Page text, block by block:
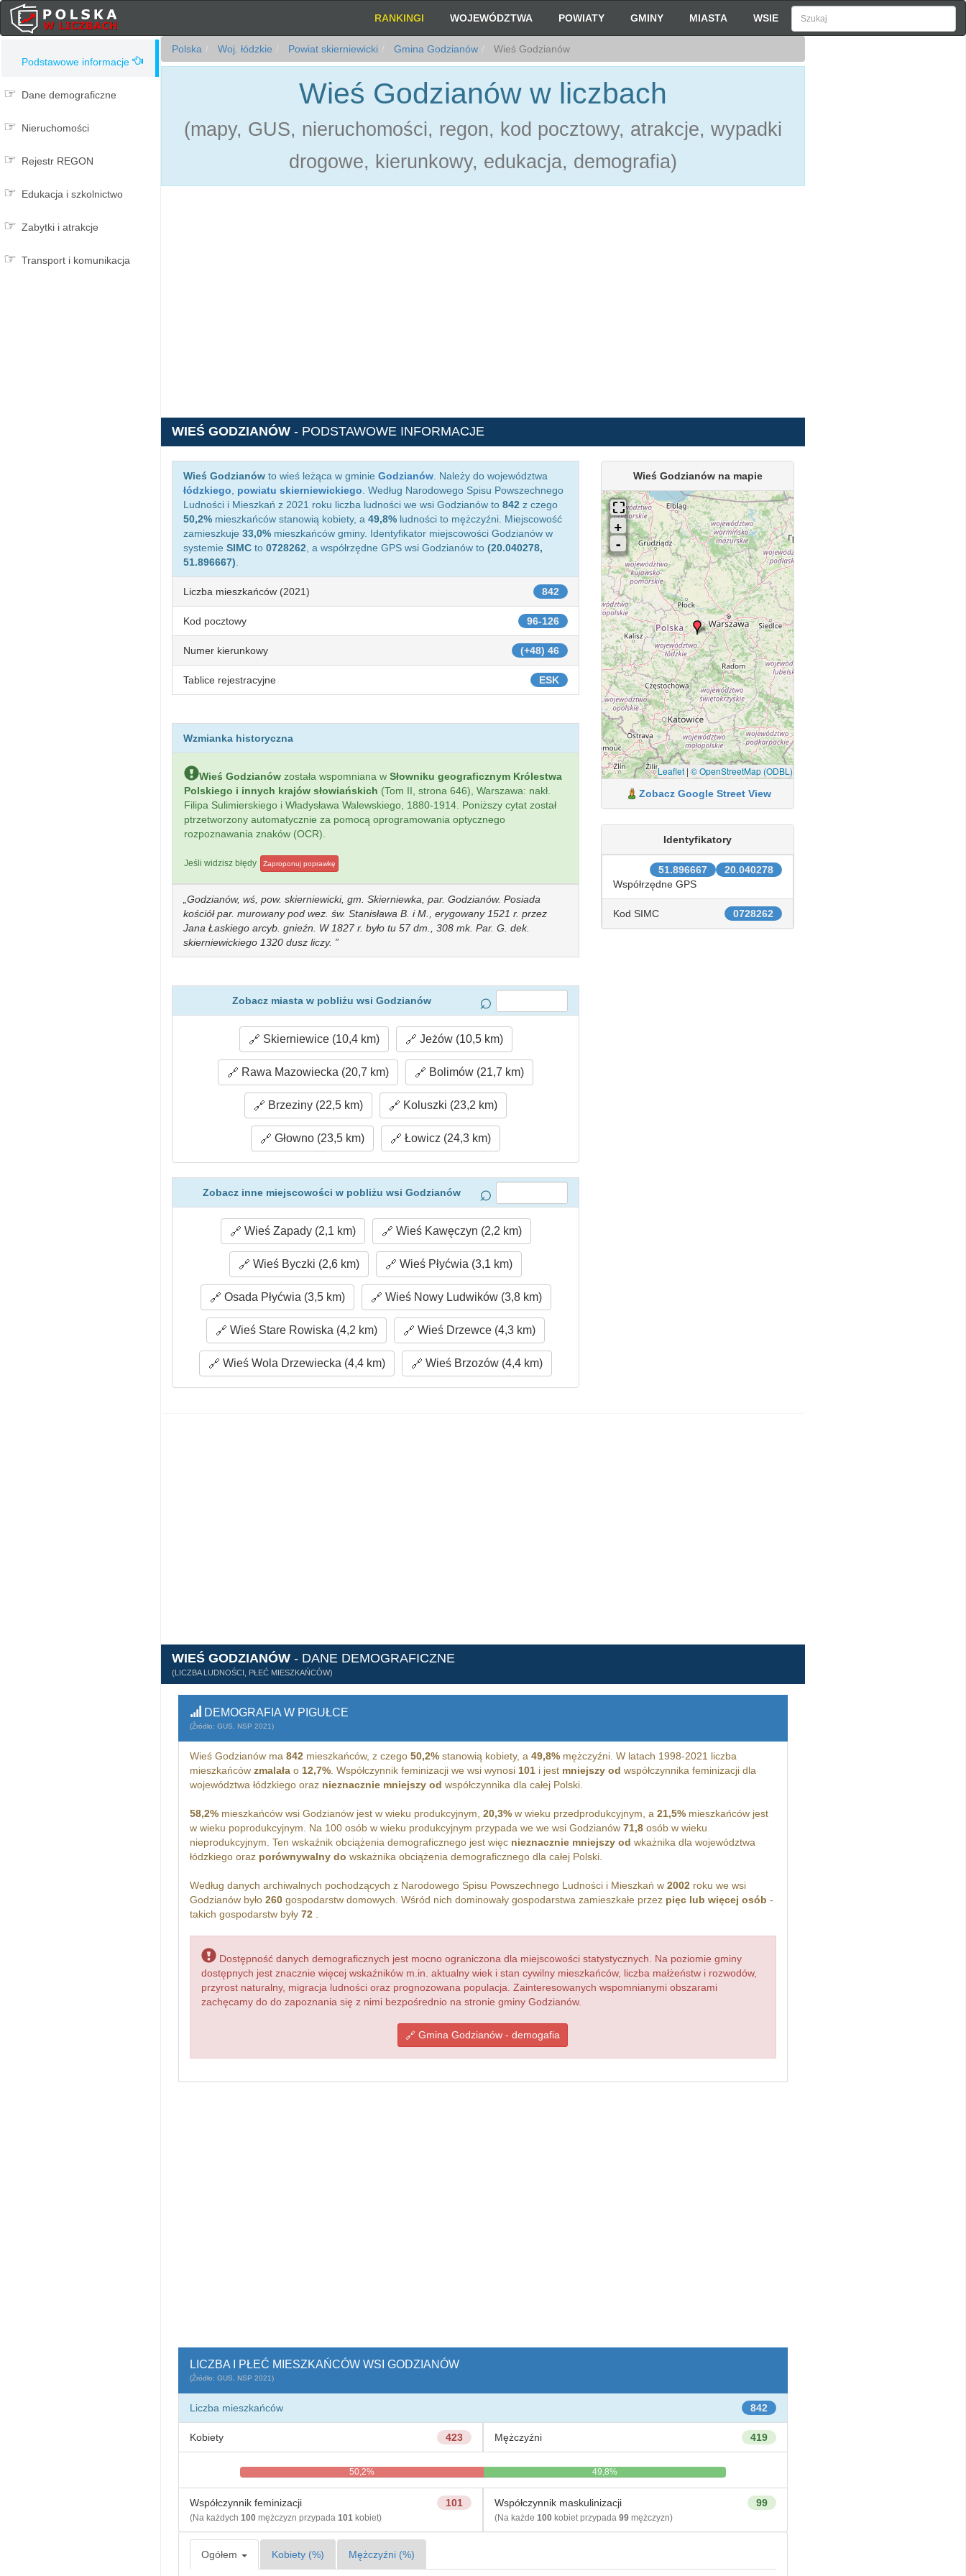
RANKINGI WOJEWÓDZTWA POWIATY GMINY MIASTA WSIE
Podstawowe informacje
Dane demograficzne
Nieruchomości
Rejestr REGON
Edukacja i szkolnictwo
Zabytki i atrakcje
Transport i komunikacja
Polska Woj. łódzkie Powiat skierniewicki Gmina Godzianów Wieś Godzianów
Wieś Godzianów w liczbach
(mapy, GUS, nieruchomości, regon, kod pocztowy, atrakcje, wypadki
drogowe, kierunkowy, edukacja, demografia)
WIEŚ GODZIANÓW - PODSTAWOWE INFORMACJE
Wieś Godzianów to wieś leżąca w gminie Godzianów . Należy do województwa
łódzkiego
powiatu skierniewickiego . Według Narodowego Spisu Powszechnego
Ludności i Mieszkań z 2021 roku liczba ludności we wsi Godzianów to 842 z czego
50,2% mieszkańców stanowią kobiety, a 49,8% ludności to mężczyźni. Miejscowość
zamieszkuje 33,0% mieszkańców gminy. Identyfikator miejscowości Godzianów w
systemie SIMC to 0728262 , a współrzędne GPS wsi Godzianów to (20.040278,
51.896667)
842
Liczba mieszkańców (2021)
96-126
Kod pocztowy
(+48) 46
Numer kierunkowy
ESK
Tablice rejestracyjne
Wzmianka historyczna
Wieś Godzianów została wspomniana w Słowniku geograficznym Królestwa
Polskiego i innych krajów słowiańskich (Tom II, strona 646), Warszawa: nakł.
Filipa Sulimierskiego i Władysława Walewskiego, 1880-1914. Poniższy cytat został
ptrzetworzony automatycznie za pomocą oprogramowania optycznego
rozpoznawania znaków (OCR).
Jeśli widzisz błędy Zaproponuj poprawkę
Godzianów, wś, pow. skierniewicki, gm. Skierniewka, par. Godzianów. Posiada
kościół par. murowany pod wez. św. Stanisława B. i M., erygowany 1521 r. przez
Jana Łaskiego arcyb. gnieźn. W 1827 r. było tu 57 dm., 308 mk. Par. G. dek.
skierniewickiego 1320 dusz liczy.
Zobacz miasta w pobliżu wsi Godzianów
Skierniewice (10,4 km) Jeżów (10,5 km)
Rawa Mazowiecka (20,7 km) Bolimów (21,7 km)
Brzeziny (22,5 km) Koluszki (23,2 km)
Głowno (23,5 km) Łowicz (24,3 km)
Zobacz inne miejscowości w pobliżu wsi Godzianów
Wieś Zapady (2,1 km) Wieś Kawęczyn (2,2 km)
Wieś Byczki (2,6 km) Wieś Płyćwia (3,1 km)
Osada Płyćwia (3,5 km) Wieś Nowy Ludwików (3,8 km)
Wieś Stare Rowiska (4,2 km) Wieś Drzewce (4,3 km)
Wieś Wola Drzewiecka (4,4 km) Wieś Brzozów (4,4 km)
Wieś Godzianów na mapie
Leaflet| © OpenStreetMap (ODBL)
Zobacz Google Street View
Identyfikatory
20.040278
51.896667
Współrzędne GPS
0728262
Kod SIMC
WIEŚ GODZIANÓW - DANE DEMOGRAFICZNE
(LICZBA LUDNOŚCI, PŁEĆ MIESZKAŃCÓW)
DEMOGRAFIA W PIGUŁCE
(Źródło: GUS, NSP 2021)
Wieś Godzianów ma 842mieszkańców, z czego 50,2%stanowią kobiety, a 49,8%mężczyźni. W latach 1998-2021 liczba
mieszkańców zmalałao 12,7%. Współczynnik feminizacji we wsi wynosi 101i jest mniejszy od współczynnika feminizacji dla
województwa łódzkiego oraz nieznacznie mniejszy od współczynnika dla całej Polski.
58,2%mieszkańców wsi Godzianów jest w wieku produkcyjnym, 20,3%w wieku przedprodukcyjnym, a 21,5%mieszkańców jest
w wieku poprodukcyjnym. Na 100 osób w wieku produkcyjnym przypada we we wsi Godzianów 71,8osób w wieku
nieprodukcyjnym. Ten wskaźnik obciążenia demograficznego jest więc nieznacznie mniejszy od wkażnika dla województwa
łódzkiego oraz porównywalny do wskażnika obciążenia demograficznego dla całej Polski.
Według danych archiwalnych pochodzących z Narodowego Spisu Powszechnego Ludności i Mieszkań w 2002roku we wsi
Godzianów było 260gospodarstw domowych. Wśród nich dominowały gospodarstwa zamieszkałe przez pięc lub więcej osób -
takich gospodarstw były 72.
Dostępność danych demograficznych jest mocno ograniczona dla miejscowości statystycznych. Na poziomie gminy
dostępnych jest znacznie więcej wskaźników m.in. aktualny wiek i stan cywilny mieszkańców, liczba małżeństw i rozwodów,
przyrost naturalny, migracja ludności oraz prognozowana populacja. Zainteresowanych wspomnianymi obszarami
zachęcamy do do zapoznania się z nimi bezpośrednio na stronie gminy Godzianów.
Gmina Godzianów - demogafia
LICZBA I PŁEĆ MIESZKAŃCÓW WSI GODZIANÓW
(Źródło: GUS, NSP 2021)
842
Liczba mieszkańców
423
Kobiety 419
Mężczyźni
50,2% 49,8%
101
Współczynnik feminizacji
(Na każdych 100mężczyzn przypada 101kobiet)
99
Współczynnik maskulinizacji
(Na każde 100kobiet przypada 99mężczyzn)
Ogółem Kobiety (%) Mężczyźni (%)